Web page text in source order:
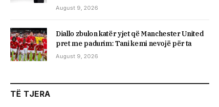
August 9, 2026
Diallo zbulon katër yjet që Manchester United
pret me padurim: Tani kemi nevojë për ta
August 9, 2026
TË TJERA